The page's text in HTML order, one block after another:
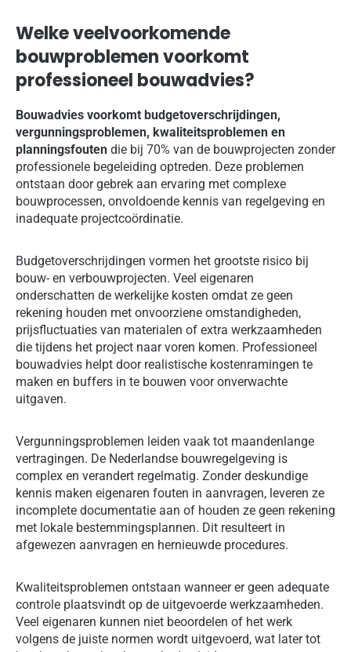
Welke veelvoorkomende
bouwproblemen voorkomt
professioneel bouwadvies?
Bouwadvies voorkomt budgetoverschrijdingen,
vergunningsproblemen, kwaliteitsproblemen en
planningsfouten die bij 70% van de bouwprojecten zonder
professionele begeleiding optreden. Deze problemen
ontstaan door gebrek aan ervaring met complexe
bouwprocessen, onvoldoende kennis van regelgeving en
inadequate projectcoördinatie.
Budgetoverschrijdingen vormen het grootste risico bij
bouw- en verbouwprojecten. Veel eigenaren
onderschatten de werkelijke kosten omdat ze geen
rekening houden met onvoorziene omstandigheden,
prijsfluctuaties van materialen of extra werkzaamheden
die tijdens het project naar voren komen. Professioneel
bouwadvies helpt door realistische kostenramingen te
maken en buffers in te bouwen voor onverwachte
uitgaven.
Vergunningsproblemen leiden vaak tot maandenlange
vertragingen. De Nederlandse bouwregelgeving is
complex en verandert regelmatig. Zonder deskundige
kennis maken eigenaren fouten in aanvragen, leveren ze
incomplete documentatie aan of houden ze geen rekening
met lokale bestemmingsplannen. Dit resulteert in
afgewezen aanvragen en hernieuwde procedures.
Kwaliteitsproblemen ontstaan wanneer er geen adequate
controle plaatsvindt op de uitgevoerde werkzaamheden.
Veel eigenaren kunnen niet beoordelen of het werk
volgens de juiste normen wordt uitgevoerd, wat later tot